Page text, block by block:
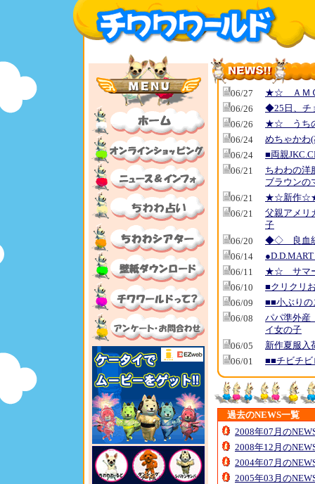
06/27
★☆ ＡＭ
06/26
◆25日、チ
06/26
★☆ うち
06/24
めちゃかわ
06/24
■両親
06/21
ちわわの洋
ブラウンの
06/21
★☆新作☆★
06/21
父親アメリ
子
06/20
◆◇ 良血
06/14
06/11
★☆ サマ
06/10
■クリクリ
06/09
■■小ぶり
06/08
パパ準外産
イ女の子
06/05
新作夏服入
06/01
■■チビチビ
過去のNEWS一覧
2008年07月の
2008年12月の
2004年07月の
2005年03月の